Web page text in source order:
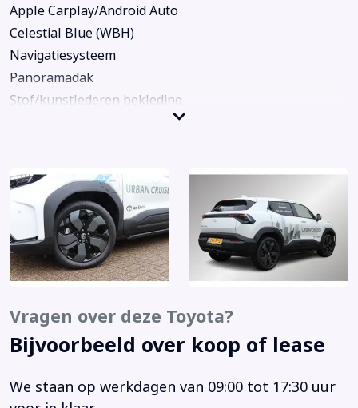
Apple Carplay/Android Auto
Celestial Blue (WBH)
Navigatiesysteem
Panoramadak
Stof/kunstlederen bekleding
Achteruitrijcamera
Alarm klasse 1(startblokkering)
Anti Blokkeer Systeem
Anti doorSlip Regeling
Audio installatie
Autonomous Emergency Braking
Bagagedek
Bestuurdersairbag
Vragen over deze Toyota?
Bijvoorbeeld over koop of lease
We staan op werkdagen van 09:00 tot 17:30 uur